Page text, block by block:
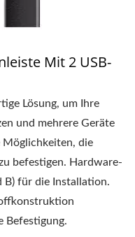
Mit 2 USB-
Lösung, um Ihre
und mehrere Geräte
Möglichkeiten, die
befestigen. Hardware-
B) für die Installation.
Befestigung.